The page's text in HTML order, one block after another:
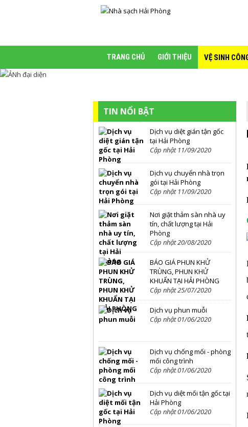
TRANG CHỦ GIỚI THIỆU VỆ SINH
TIN NỔI BẬT
Dịch vụ diệt gián tận gốc
tại Hải Phòng
Cập nhật 11/09/2020
Dịch vụ chuyển nhà trọn
gói tại Hải Phòng
Cập nhật 11/09/2020
Nơi giặt thảm sàn nhà uy
tín, chất lượng tại Hải
Phòng
Cập nhật 20/08/2020
BÁO GIÁ PHUN KHỬ
TRÙNG, PHUN KHỬ
KHUẨN TẠI HẢI PHÒNG
Cập nhật 25/07/2020
Dịch vụ phun muỗi
Cập nhật 01/06/2020
Dịch vụ chống mối - phòng
mối công trình
Cập nhật 01/06/2020
Dịch vụ diệt mối tận gốc tại
Hải Phòng
Cập nhật 01/06/2020